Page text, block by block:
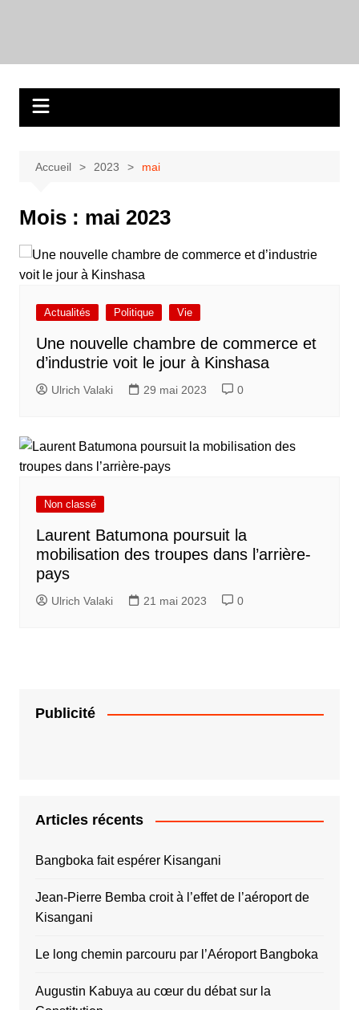
Accueil 2023 mai
Mois : mai 2023
Actualités Politique Vie
Une nouvelle chambre de commerce et
d’industrie voit le jour à Kinshasa
Ulrich Valaki 29 mai 2023 0
Non classé
Laurent Batumona poursuit la
mobilisation des troupes dans l’arrière-
pays
Ulrich Valaki 21 mai 2023 0
Publicité
Articles récents
Bangboka fait espérer Kisangani
Jean-Pierre Bemba croit à l’effet de l’aéroport de
Kisangani
Le long chemin parcouru par l’Aéroport Bangboka
Augustin Kabuya au cœur du débat sur la